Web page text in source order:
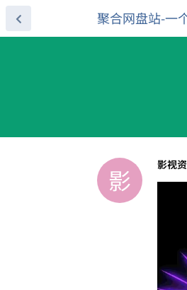
聚合网盘站-一
影 影视